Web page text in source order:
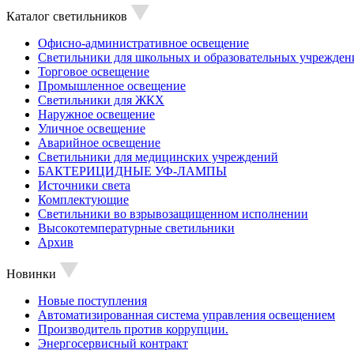
Каталог светильников
Офисно-административное освещение
Светильники для школьных и образовательных
Торговое освещение
Промышленное освещение
Светильники для ЖКХ
Наружное освещение
Уличное освещение
Аварийное освещение
Светильники для медицинских учреждений
БАКТЕРИЦИДНЫЕ УФ-ЛАМПЫ
Источники света
Комплектующие
Светильники во взрывозащищенном исполнении
Высокотемпературные светильники
Архив
Новинки
Новые поступления
Автоматизированная система управления освещением
Производитель против коррупции.
Энергосервисный контракт